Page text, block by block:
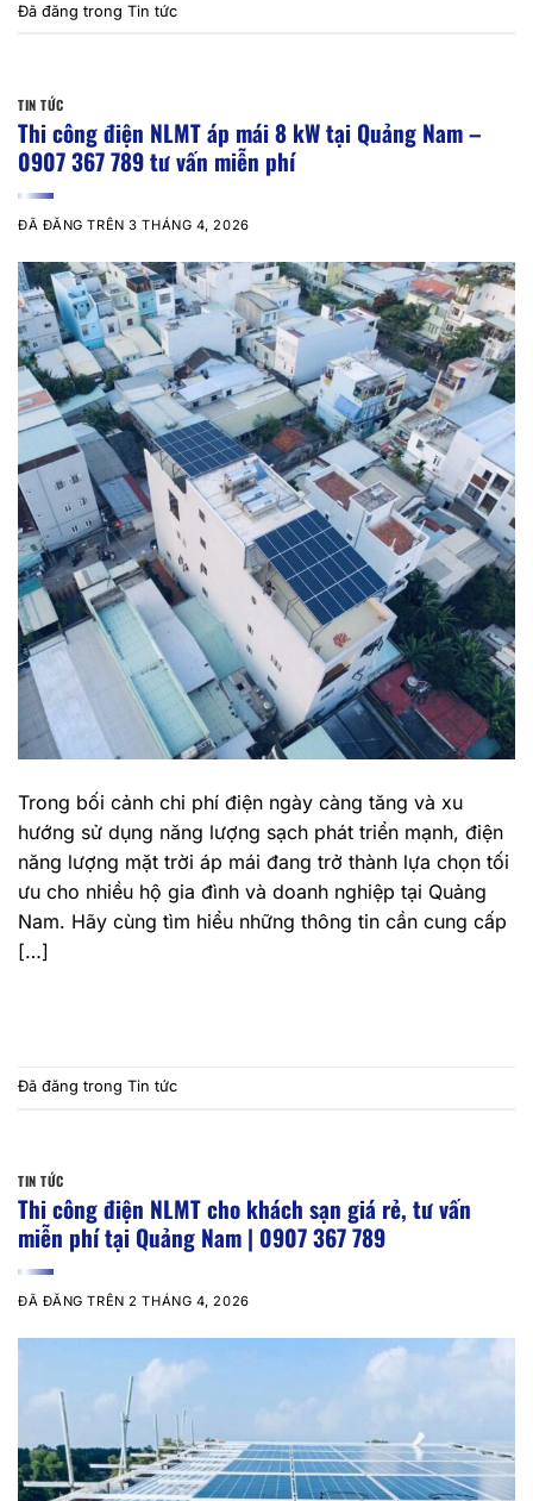
Đã đăng trong Tin tức
TIN TỨC
Thi công điện NLMT áp mái 8 kW tại Quảng Nam –
0907 367 789 tư vấn miễn phí
ĐÃ ĐĂNG TRÊN3 THÁNG 4, 2026
Trong bối cảnh chi phí điện ngày càng tăng và xu
hướng sử dụng năng lượng sạch phát triển mạnh, điện
năng lượng mặt trời áp mái đang trở thành lựa chọn tối
ưu cho nhiều hộ gia đình và doanh nghiệp tại Quảng
Nam. Hãy cùng tìm hiểu những thông tin cần cung cấp
[…]
Đã đăng trong Tin tức
TIN TỨC
Thi công điện NLMT cho khách sạn giá rẻ, tư vấn
miễn phí tại Quảng Nam | 0907 367 789
ĐÃ ĐĂNG TRÊN 2 THÁNG 4, 2026